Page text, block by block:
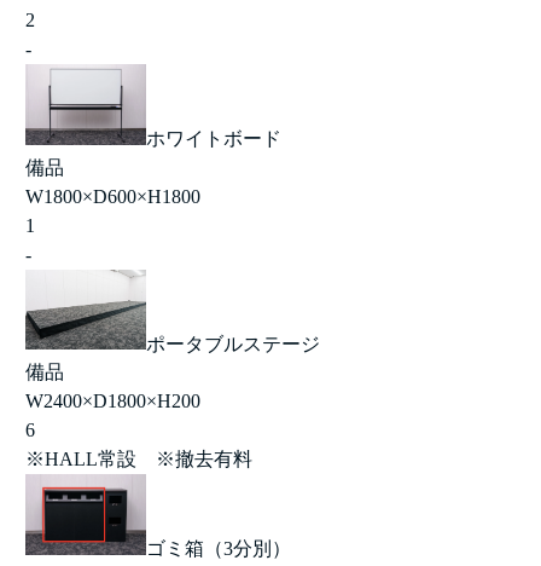
2
-
ホワイトボード
備品
W1800×D600×H1800
1
-
ポータブルステージ
備品
W2400×D1800×H200
6
※HALL常設 ※撤去有料
ゴミ箱（3分別）